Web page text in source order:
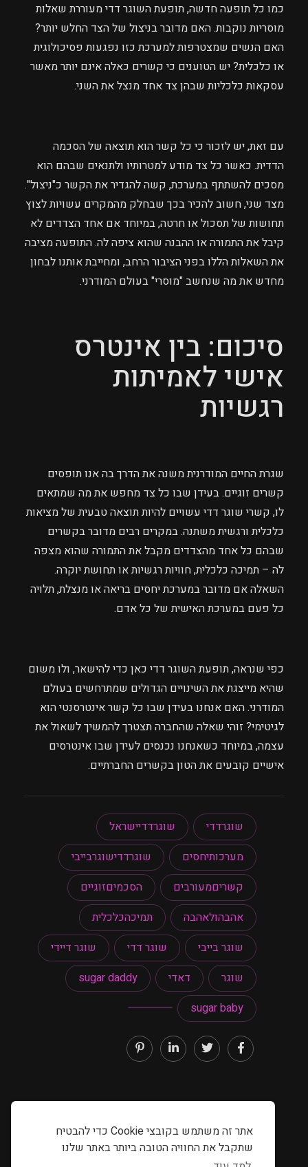
אתר זה משתמש בקובצי Cookie כדי להבטיח
שתקבל את החוויה הטובה ביותר באתר שלנו
כמו כל תופעה חדשה, תופעת השוגר דדי מעוררת שאלות
מוסריות נוקבות. האם מדובר בניצול של הצד החלש יותר?
האם הנשים שמצטרפות למערכת כזו נפגעות פסיכולוגית
או כלכלית? יש הטוענים כי קשרים כאלה אינם יותר מאשר
עסקאות כלכליות שבהן צד אחד מנצל את השני.
עם זאת, יש לזכור כי כל קשר הוא תוצאה של הסכמה
הדדית. כאשר כל צד מודע למטרותיו ולתנאים שבהם הוא
מסכים להשתתף במערכת, קשה להגדיר את הקשר כ"ניצול".
מצד שני, חשוב להכיר בכך שבחלק מהמקרים עשויות לצוץ
תחושות של תסכול או חרטה, במיוחד אם אחד הצדדים לא
קיבל את התמורה או ההבנה שהוא ציפה לה. התופעה מציבה
את השאלות הללו בפני הציבור הרחב, ומחייבת אותנו לבחון
מחדש את מה שנחשב "מוסרי" בעולם המודרני.
סיכום: בין אינטרס
אישי לאמיתות
רגשיות
שגרת החיים המודרנית משנה את הדרך בה אנו תופסים
קשרים זוגיים. בעידן שבו כל צד מחפש את מה שמתאים
לו, קשרי שוגר דדי עשויים להיות תוצאה טבעית של מציאות
כלכלית ורגשית משתנה. במקרים רבים מדובר בקשרים
שבהם כל אחד מהצדדים מקבל את התמורה שהוא מצפה
לה – תמיכה כלכלית, חוויות רגשיות או תחושת יוקרה.
השאלה אם מדובר במערכת יחסים בריאה או מנצלת, תלויה
כל פעם במערכת האישית של כל אדם.
כפי שנראה, תופעת השוגר דדי כאן כדי להישאר, ולו משום
שהיא מייצגת את השינויים הגדולים שמתרחשים בעולם
המודרני. האם אנחנו בעידן שבו כל קשר אינטרסנטי הוא
לגיטימי? זוהי שאלה שהחברה תצטרך להמשיך לשאול את
עצמה, במיוחד כשאנחנו נכנסים לעידן שבו אינטרסים
אישיים קובעים את הטון בקשרים החברתיים.
שוגרדדי
שוגרדדיישראל
מערכותיחסים
שוגרדדישוגרבייבי
קשריםמעורבים
הסכמיםזוגיים
אהבהולאהבה
תמיכהכלכלית
שוגר בייבי
שוגר דדי
שוגר דיידי
שוגר
דאדי
sugar daddy
sugar baby